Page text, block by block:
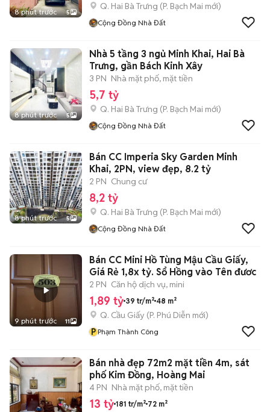
8 phút trước 5
Q. Hai Bà Trưng (P. Bạch Mai mới)
Cộng Đồng Nhà Đất
8 phút trước 5
Nhà 5 tầng 3 ngủ Minh Khai, Hai Bà
Trưng, gần Bách Kinh Xây
3 PN Nhà mặt phố, mặt tiền
5,7 tỷ
Q. Hai Bà Trưng (P. Bạch Mai mới)
Cộng Đồng Nhà Đất
8 phút trước 5
Bán CC Imperia Sky Garden Minh
Khai, 2PN, view đẹp, 8.2 tỷ
2 PN Chung cư
8,2 tỷ
Q. Hai Bà Trưng (P. Bạch Mai mới)
Cộng Đồng Nhà Đất
9 phút trước 11
Bán CC Mini Hồ Tùng Mậu Cầu Giấy,
Giá Rẻ 1,8x tỷ. Sổ Hồng vào Tên đươc
2 PN Căn hộ dịch vụ, mini
1,89 tỷ 39 tr/m² 48 m²
Q. Cầu Giấy (P. Phú Diễn mới)
P Phạm Thành Công
Bán nhà đẹp 72m2 mặt tiền 4m, sát
phố Kim Đồng, Hoàng Mai
4 PN Nhà mặt phố, mặt tiền
13 tỷ 181 tr/m² 72 m²